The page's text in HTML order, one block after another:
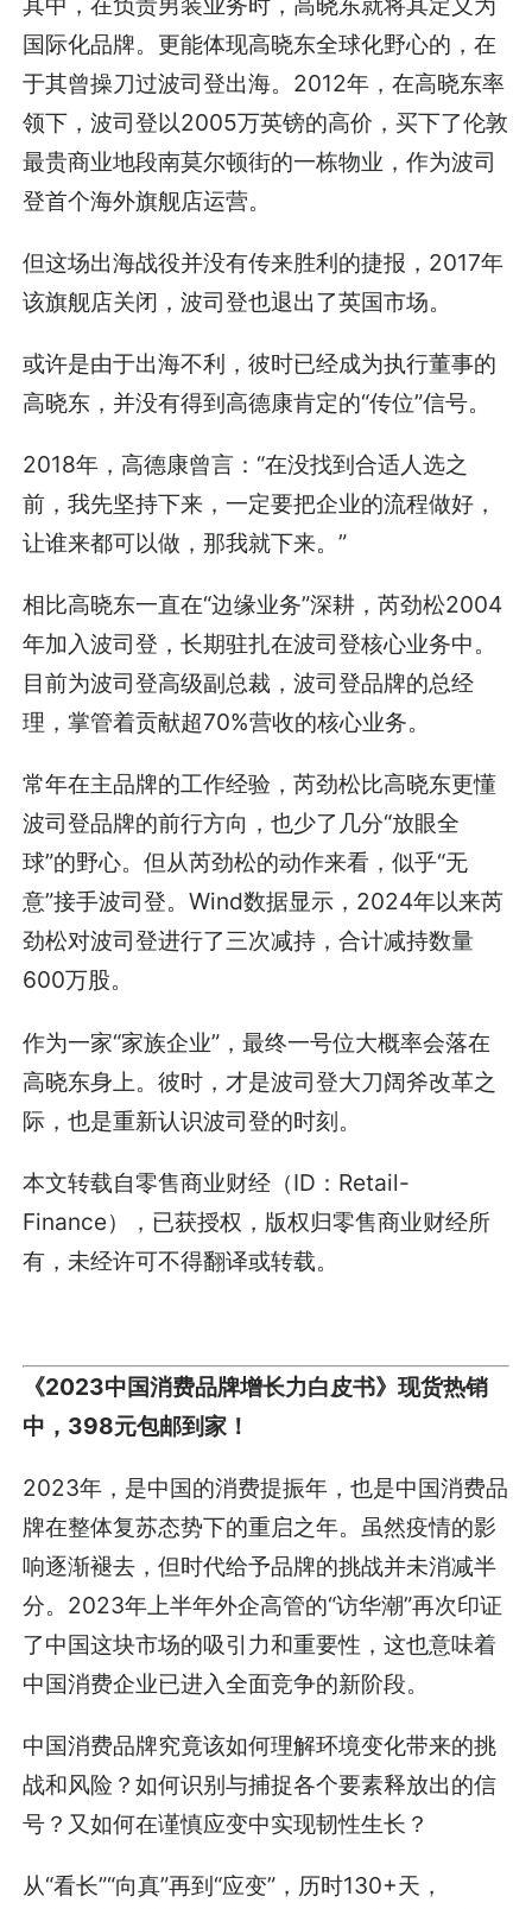
国际化品牌。更能体现高晓东全球化野心的，在
于其曾操刀过波司登出海。2012年，在高晓东率
领下，波司登以2005万英镑的高价，买下了伦敦
最贵商业地段南莫尔顿街的一栋物业，作为波司
登首个海外旗舰店运营。
但这场出海战役并没有传来胜利的捷报，2017年
该旗舰店关闭，波司登也退出了英国市场。
或许是由于出海不利，彼时已经成为执行董事的
高晓东，并没有得到高德康肯定的“传位”信号。
2018年，高德康曾言：“在没找到合适人选之
前，我先坚持下来，一定要把企业的流程做好，
让谁来都可以做，那我就下来。”
相比高晓东一直在“边缘业务”深耕，芮劲松2004
年加入波司登，长期驻扎在波司登核心业务中。
目前为波司登高级副总裁，波司登品牌的总经
理，掌管着贡献超70%营收的核心业务。
常年在主品牌的工作经验，芮劲松比高晓东更懂
波司登品牌的前行方向，也少了几分“放眼全
球”的野心。但从芮劲松的动作来看，似乎“无
意”接手波司登。Wind数据显示，2024年以来芮
劲松对波司登进行了三次减持，合计减持数量
600万股。
作为一家“家族企业”，最终一号位大概率会落在
高晓东身上。彼时，才是波司登大刀阔斧改革之
际，也是重新认识波司登的时刻。
本文转载自零售商业财经（ID：Retail-
Finance），已获授权，版权归零售商业财经所
有，未经许可不得翻译或转载。
《2023中国消费品牌增长力白皮书》现货热销
中，398元包邮到家！
2023年，是中国的消费提振年，也是中国消费品
牌在整体复苏态势下的重启之年。虽然疫情的影
响逐渐褪去，但时代给予品牌的挑战并未消减半
分。2023年上半年外企高管的“访华潮”再次印证
了中国这块市场的吸引力和重要性，这也意味着
中国消费企业已进入全面竞争的新阶段。
中国消费品牌究竟该如何理解环境变化带来的挑
战和风险？如何识别与捕捉各个要素释放出的信
号？又如何在谨慎应变中实现韧性生长？
从“看长”“向真”再到“应变”，历时130+天，